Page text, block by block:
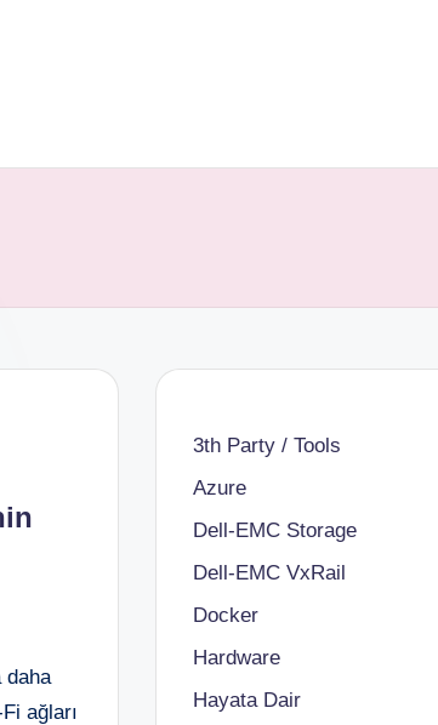
daha
ağları
3th Party / Tools
Azure
Dell-EMC Storage
Dell-EMC VxRail
Docker
Hardware
Hayata Dair